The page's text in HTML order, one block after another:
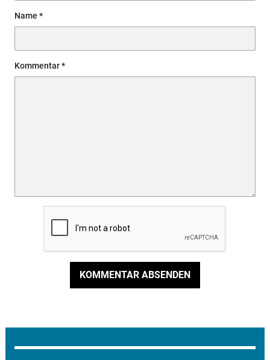
Name
Kommentar
KOMMENTAR ABSENDEN